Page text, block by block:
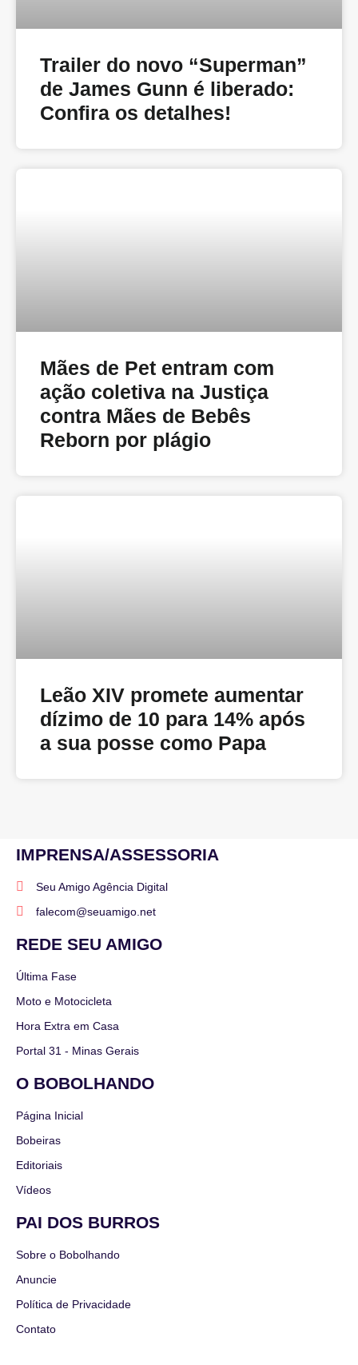
Trailer do novo “Superman”
de James Gunn é liberado:
Confira os detalhes!
Mães de Pet entram com
ação coletiva na Justiça
contra Mães de Bebês
Reborn por plágio
Leão XIV promete aumentar
dízimo de 10 para 14% após
a sua posse como Papa
IMPRENSA/ASSESSORIA
Seu Amigo Agência Digital
falecom@seuamigo.net
REDE SEU AMIGO
Última Fase
Moto e Motocicleta
Hora Extra em Casa
Portal 31 - Minas Gerais
O BOBOLHANDO
Página Inicial
Bobeiras
Editoriais
Vídeos
PAI DOS BURROS
Sobre o Bobolhando
Anuncie
Política de Privacidade
Contato